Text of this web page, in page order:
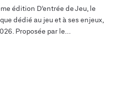
édition D’entrée de Jeu, le
dédié au jeu et à ses enjeux,
Proposée par le